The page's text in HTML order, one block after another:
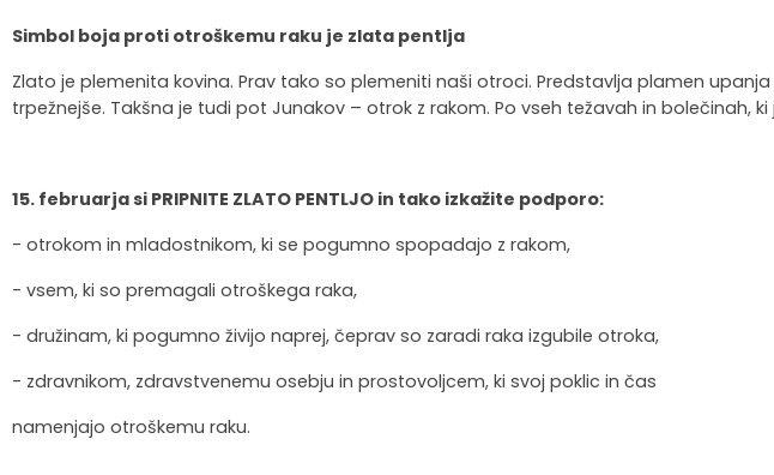
Simbol boja proti otroškemu raku je zlata pentlja
Zlato je plemenita kovina. Prav tako so plemeniti naši otroci. Predstavlja plamen
trpežnejše. Takšna je tudi pot Junakov – otrok z rakom. Po vseh težavah in bolečinah,
15. februarja si PRIPNITE ZLATO PENTLJO in tako izkažite podporo:
- otrokom in mladostnikom, ki se pogumno spopadajo z rakom,
- vsem, ki so premagali otroškega raka,
- družinam, ki pogumno živijo naprej, čeprav so zaradi raka izgubile otroka,
- zdravnikom, zdravstvenemu osebju in prostovoljcem, ki svoj poklic in čas
namenjajo otroškemu raku.
Krajevne skupnosti
Gasilstvo in civilna zaščita
Strateški dokumenti
Javni zavod Polhograjska graščina
Turistična taksa
Predlagajte občini
Letovanje za starejše
Organizacije s področja socialnega varstva
Zasebni vrtci in varuhi predšolskih otrok
Merilniki hitrosti
Lokalni ponudniki hrane in izdelkov
Župnije
Cenik storitev
Režijski obrat
JP VOKA SNAGA